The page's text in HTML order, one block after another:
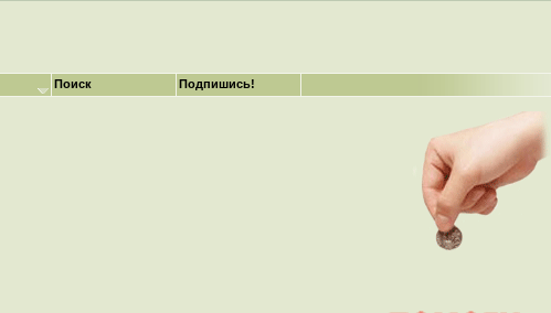
Поиск Подпишись!